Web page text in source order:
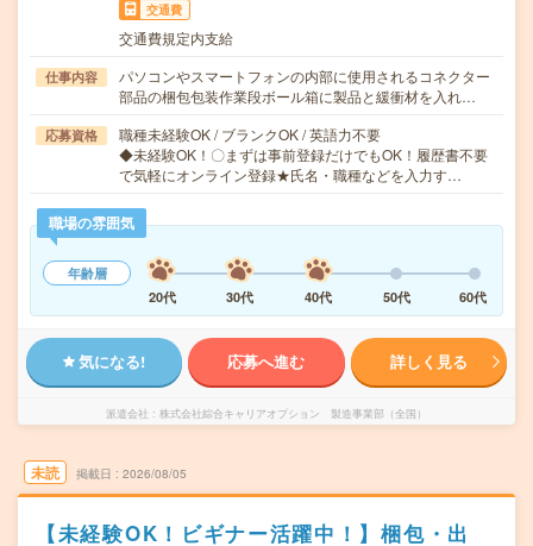
交通費
交通費規定内支給
仕事内容
パソコンやスマートフォンの内部に使用されるコネクター
部品の梱包包装作業段ボール箱に製品と緩衝材を入れ…
応募資格
職種未経験OK / ブランクOK / 英語力不要
◆未経験OK！〇まずは事前登録だけでもOK！履歴書不要
で気軽にオンライン登録★氏名・職種などを入力す…
職場の雰囲気
年齢層
20代
30代 40代 50代 60代
気になる! 応募へ進む 詳しく見る
派遣会社 株式会社綜合キャリアオプション 製造事業部（全国）
未読 掲載日 2026/08/05
【未経験OK！ビギナー活躍中！】梱包・出